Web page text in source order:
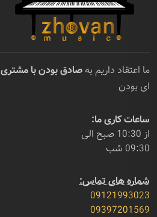
ما اعتقاد داریم به صادق بودن با مشتری
ای بودن
ساعات کاری ما:
از 10:30 صبح الی
09:30 شب
شماره های تماس:
09121993023
09397201569